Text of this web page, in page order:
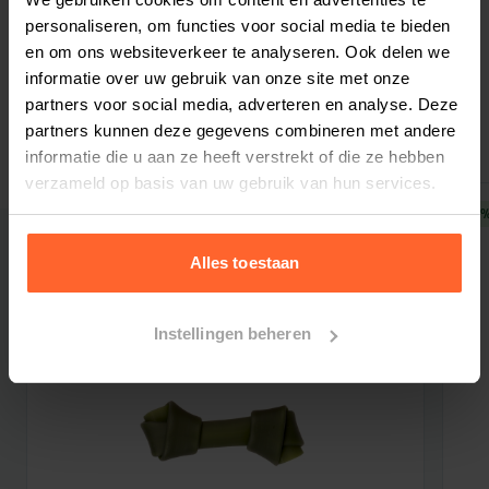
personaliseren, om functies voor social media te bieden
en om ons websiteverkeer te analyseren. Ook delen we
informatie over uw gebruik van onze site met onze
partners voor social media, adverteren en analyse. Deze
partners kunnen deze gegevens combineren met andere
informatie die u aan ze heeft verstrekt of die ze hebben
verzameld op basis van uw gebruik van hun services.
Alles toestaan
Instellingen beheren
Glanzende vacht.Zalmolie ondersteunt een
gezonde en glanzende vacht.
Eiwitten. Eiwitten dragen bij aan de groei en
instandhouding van de spiermassa.
Ondersteunt immuunsysteem.Vitaminen en
mineralen zoals vitamine D, zink en selenium
Hoog vetgehalte.Bevat een verhoogd
vetgehalte om aan de behoefte van actieve
honden te voldoen. L-carnitine bevordert
daarnaast een optimale vetverbranding.
vrij van geur-, kleur- en smaakstoffen en
Samenstelling:
Gerelateerde producten
10% korting